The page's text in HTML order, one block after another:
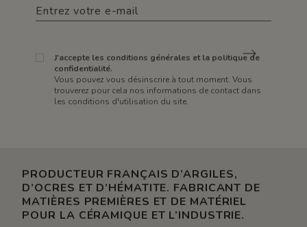
J'accepte les conditions générales et la politique de
confidentialité.
Vous pouvez vous désinscrire à tout moment. Vous
trouverez pour cela nos informations de contact dans
les conditions d'utilisation du site.
PRODUCTEUR FRANÇAIS D’ARGILES,
D’OCRES ET D’HÉMATITE. FABRICANT DE
MATIÈRES PREMIÈRES ET DE MATÉRIEL
POUR LA CÉRAMIQUE ET L’INDUSTRIE.